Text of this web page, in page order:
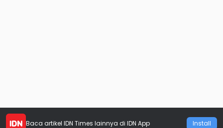
Baca artikel IDN Times lainnya di IDN App Install